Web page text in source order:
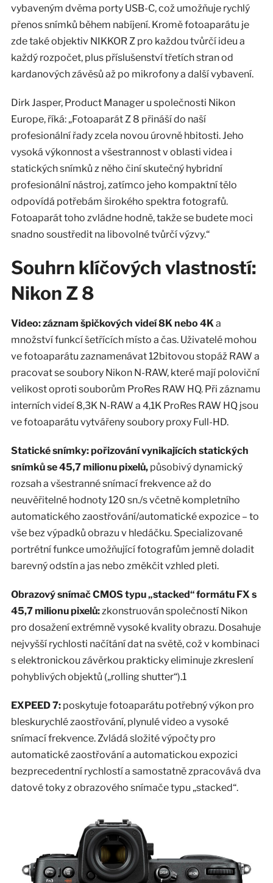
vybaveným dvěma porty USB-C, což umožňuje rychlý
přenos snímků během nabíjení. Kromě fotoaparátu je
zde také objektiv NIKKOR Z pro každou tvůrčí ideu a
každý rozpočet, plus příslušenství třetích stran od
kardanových závěsů až po mikrofony a další vybavení.
Dirk Jasper, Product Manager u společnosti Nikon
Europe, říká: „Fotoaparát Z 8 přináší do naší
profesionální řady zcela novou úrovně hbitosti. Jeho
vysoká výkonnost a všestrannost v oblasti videa i
statických snímků z něho činí skutečný hybridní
profesionální nástroj, zatímco jeho kompaktní tělo
odpovídá potřebám širokého spektra fotografů.
Fotoaparát toho zvládne hodně, takže se budete moci
snadno soustředit na libovolné tvůrčí výzvy.“
Souhrn klíčových vlastností:
Nikon Z 8
Video: záznam špičkových videí 8K nebo 4K a
množství funkcí šetřících místo a čas. Uživatelé mohou
ve fotoaparátu zaznamenávat 12bitovou stopáž RAW a
pracovat se soubory Nikon N-RAW, které mají poloviční
velikost oproti souborům ProRes RAW HQ. Při záznamu
interních videí 8,3K N-RAW a 4,1K ProRes RAW HQ jsou
ve fotoaparátu vytvářeny soubory proxy Full-HD.
Statické snímky: pořizování vynikajících statických
snímků se 45,7 milionu pixelů,působivý dynamický
rozsah a všestranné snímací frekvence až do
neuvěřitelné hodnoty 120 sn./s včetně kompletního
automatického zaostřování/automatické expozice – to
vše bez výpadků obrazu v hledáčku. Specializované
portrétní funkce umožňující fotografům jemně doladit
barevný odstín a jas nebo změkčit vzhled pleti.
Obrazový snímač CMOS typu „stacked“ formátu FX s
45,7 milionu pixelů:zkonstruován společností Nikon
pro dosažení extrémně vysoké kvality obrazu. Dosahuje
nejvyšší rychlosti načítání dat na světě, což v kombinaci
s elektronickou závěrkou prakticky eliminuje zkreslení
pohyblivých objektů („rolling shutter“).1
EXPEED 7:poskytuje fotoaparátu potřebný výkon pro
bleskurychlé zaostřování, plynulé video a vysoké
snímací frekvence. Zvládá složité výpočty pro
automatické zaostřování a automatickou expozici
bezprecedentní rychlostí a samostatně zpracovává dva
datové toky z obrazového snímače typu „stacked“.